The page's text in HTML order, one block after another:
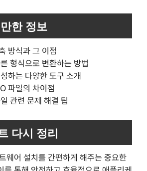
한 정보
방식과 그 이점
형식으로 변환하는 방법
하는 다양한 도구 소개
파일의 차이점
관련 문제 해결 팁
다시 정리
웨어 설치를 간편하게 해주는 중요한